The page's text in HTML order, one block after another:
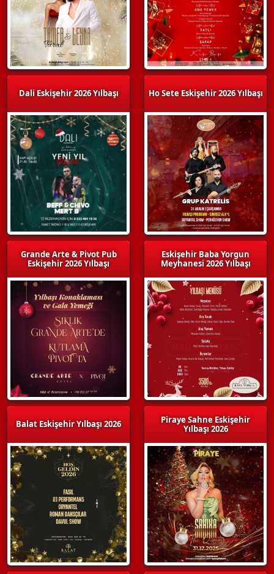
Dali Eskişehir 2026 Yılbaşı
Grande Arte & Pivot Pub
Eskişehir 2026 Yılbaşı
Balat Eskişehir Yılbaşı 2026
Ho Sete Eskişehir 2026 Yılbaşı
Eskişehir Baba Yorgun
Meyhanesi 2026 Yılbaşı
Piraye Sahne Eskişehir
Yılbaşı 2026